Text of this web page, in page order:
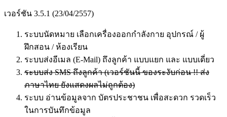
เวอร์ชัน 3.5.1 (23/04/2557)
ระบบนัดหมาย เลือกเครื่องออกกำลังกาย อุปกรณ์ / ผู้
ฝึกสอน / ห้องเรียน
ระบบส่งอีเมล (E-Mail) ถึงลูกค้า แบบแยก และ แบบเดี่ยว
ระบบส่ง SMS ถึงลูกค้า (เวอร์ชันนี้ ของระงับก่อน !! ส่ง
ภาษาไทย ยังแสดงผลไม่ถูกต้อง)
ระบบ อ่านข้อมูลจาก บัตรประชาชน เพื่อสะดวก รวดเร็ว
ในการบันทึกข้อมูล